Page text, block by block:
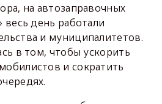
на автозаправочных
весь день работали
и муниципалитетов.
в том, чтобы ускорить
и сократить